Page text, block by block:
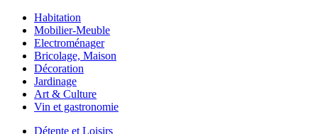
Habitation
Mobilier-Meuble
Electroménager
Bricolage, Maison
Décoration
Jardinage
Art & Culture
Vin et gastronomie
Détente et Loisirs